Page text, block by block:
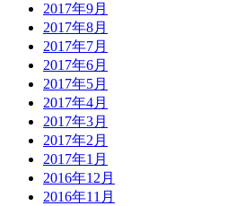
2017年9月
2017年8月
2017年7月
2017年6月
2017年5月
2017年4月
2017年3月
2017年2月
2017年1月
2016年12月
2016年11月